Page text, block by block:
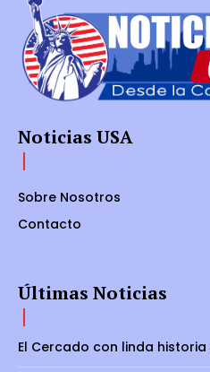
Noticias USA
Sobre Nosotros
Contacto
Últimas Noticias
El Cercado con linda